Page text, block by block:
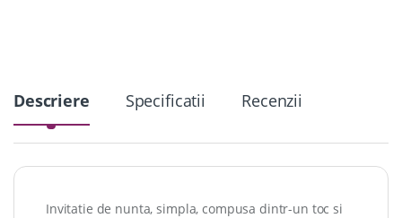
Descriere Specificatii Recenzii
Invitatie de nunta, simpla, compusa dintr-un toc si